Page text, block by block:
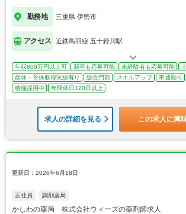
勤務地 三重県 伊勢市
アクセス 近鉄鳥羽線 五十鈴川駅
年収800万円以上可 新卒も応募可能 未経験者も応募可能
産休・育休取得実績有り
総合門前 スキルアップ 車通勤可
積極採用中
年間休日120日以上
求人の詳細を見る この求人に興
更新日：2026年6月18日
正社員 調剤薬局
かしわの薬局 株式会社ウィーズの薬剤師求人